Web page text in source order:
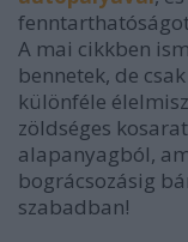
A mai cikkben
bennetek, de
különféle
zöldséges
alapanyagból,
bográcsozásig
szabadban!